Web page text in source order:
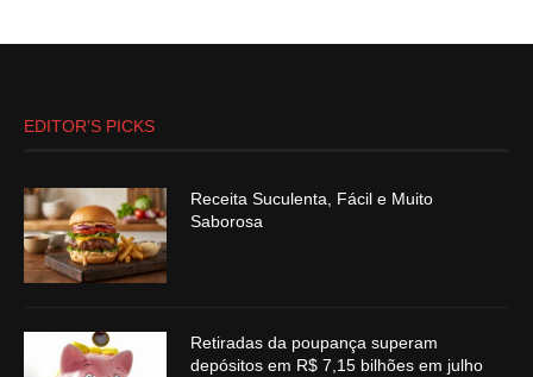
EDITOR’S PICKS
Receita Suculenta, Fácil e Muito
Saborosa
Retiradas da poupança superam
depósitos em R$ 7,15 bilhões em julho